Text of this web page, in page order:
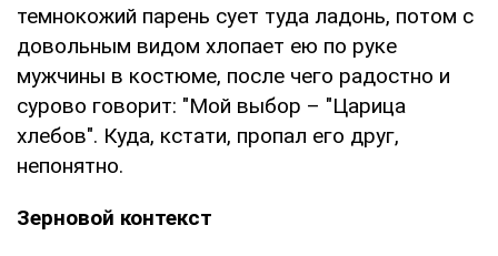
темнокожий парень сует туда ладонь, потом с
довольным видом хлопает ею по руке
мужчины в костюме, после чего радостно и
сурово говорит: "Мой выбор – "Царица
хлебов". Куда, кстати, пропал его друг,
непонятно.
Зерновой контекст